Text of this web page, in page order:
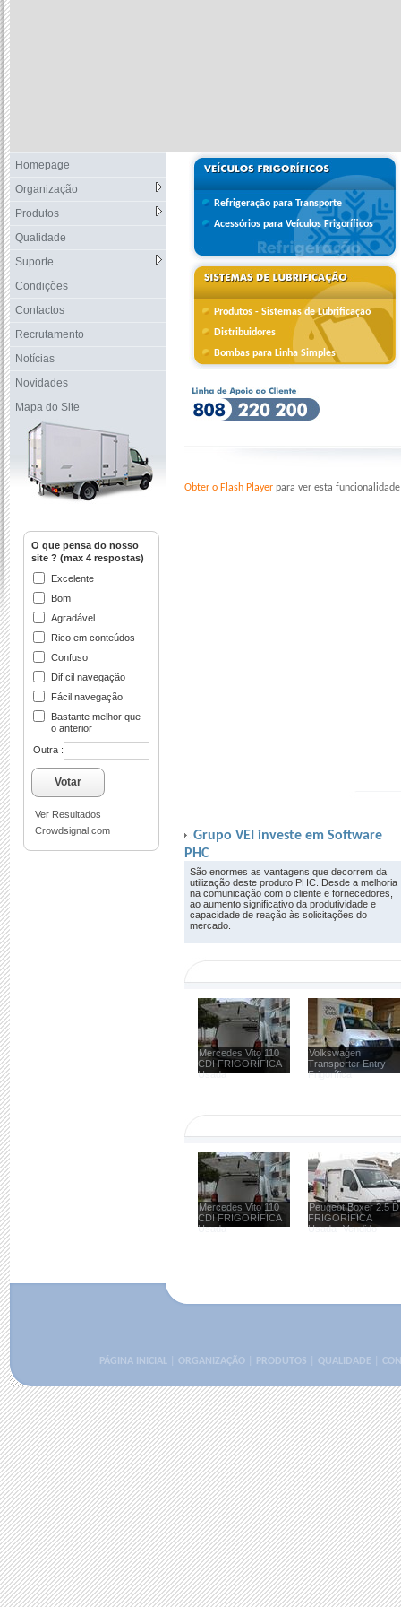
Homepage
Organização
Produtos
Qualidade
Suporte
Condições
Contactos
Recrutamento
Notícias
Novidades
Mapa do Site
O que pensa do nosso
site ? (max 4 respostas)
Excelente
Bom
Agradável
Rico em conteúdos
Confuso
Difícil navegação
Fácil navegação
Bastante melhor que
o anterior
Outra :
Votar
Ver Resultados
Crowdsignal.com
Refrigeração para Transporte
Acessórios para Veículos Frigoríficos
Produtos - Sistemas de Lubrificação
Distribuidores
Bombas para Linha Simples
Obter o Flash Player para ver esta funcionalidade
Grupo VEI investe em Software
PHC
São enormes as vantagens que decorrem da
utilização deste produto PHC. Desde a melhoria
na comunicação com o cliente e fornecedores,
ao aumento significativo da produtividade e
capacidade de reação às solicitações do
mercado.
Mercedes Vito 110
CDI FRIGORÍFICA
Usada
Volkswagen
Transporter Entry
Frigorífica
Mercedes Vito 110
CDI FRIGORÍFICA
Usada
Peugeot Boxer 2.5 D
FRIGORÍFICA
Usada -Vendido
PÁGINA INICIAL| ORGANIZAÇÃO| PRODUTOS QUALIDADE